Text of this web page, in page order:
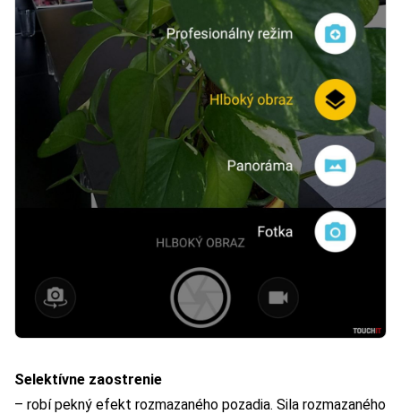
Selektívne zaostrenie
– robí pekný efekt rozmazaného pozadia. Sila rozmazaného